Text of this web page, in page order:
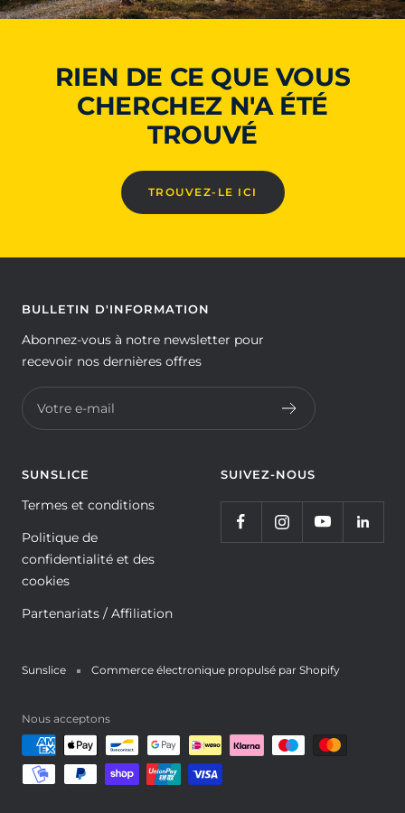
RIEN DE CE QUE VOUS
CHERCHEZ N'A ÉTÉ
TROUVÉ
TROUVEZ-LE ICI
BULLETIN D'INFORMATION
Abonnez-vous à notre newsletter pour
recevoir nos dernières offres
Votre e-mail
SUNSLICE
Termes et conditions
Politique de
confidentialité et des
cookies
Partenariats / Affiliation
SUIVEZ-NOUS
Sunslice Commerce électronique propulsé par Shopify
Nous acceptons